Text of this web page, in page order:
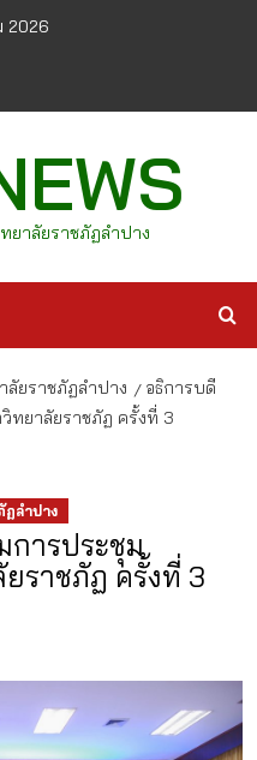
2026
ยาลัยราชภัฏลำปาง
ยราชภัฏลำปาง
อธิการบดี
ทยาลัยราชภัฏ ครั้งที่ 3
ลำปาง
การประชุม
ราชภัฏ ครั้งที่ 3